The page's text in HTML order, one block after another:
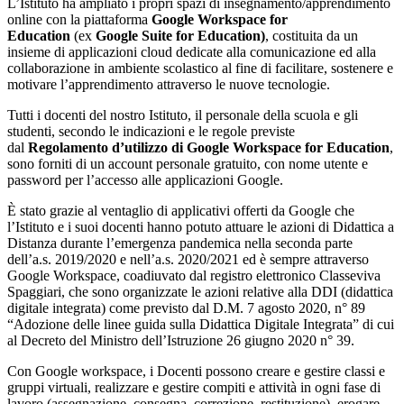
L’Istituto ha ampliato i propri spazi di insegnamento/apprendimento
online con la piattaforma Google Workspace for
Education (ex Google Suite for Education), costituita da un
insieme di applicazioni cloud dedicate alla comunicazione ed alla
collaborazione in ambiente scolastico al fine di facilitare, sostenere e
motivare l’apprendimento attraverso le nuove tecnologie.
Tutti i docenti del nostro Istituto, il personale della scuola e gli
studenti, secondo le indicazioni e le regole previste
dal Regolamento d’utilizzo di Google Workspace for Education,
sono forniti di un account personale gratuito, con nome utente e
password per l’accesso alle applicazioni Google.
È stato grazie al ventaglio di applicativi offerti da Google che
l’Istituto e i suoi docenti hanno potuto attuare le azioni di Didattica a
Distanza durante l’emergenza pandemica nella seconda parte
dell’a.s. 2019/2020 e nell’a.s. 2020/2021 ed è sempre attraverso
Google Workspace, coadiuvato dal registro elettronico Classeviva
Spaggiari, che sono organizzate le azioni relative alla DDI (didattica
digitale integrata) come previsto dal D.M. 7 agosto 2020, n° 89
“Adozione delle linee guida sulla Didattica Digitale Integrata” di cui
al Decreto del Ministro dell’Istruzione 26 giugno 2020 n° 39.
Con Google workspace, i Docenti possono creare e gestire classi e
gruppi virtuali, realizzare e gestire compiti e attività in ogni fase di